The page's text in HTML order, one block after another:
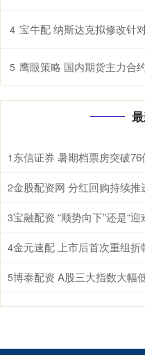
4 宝牛配 纳斯达克拟修改针
5 鹰眼策略 国内期货主力合约涨跌不
1 东信证券 暑期档票房突破
2金股配资网 分红回购持续
3宝融配资 “顺势向下”还是“
4金元速配 上市后首次重组
5